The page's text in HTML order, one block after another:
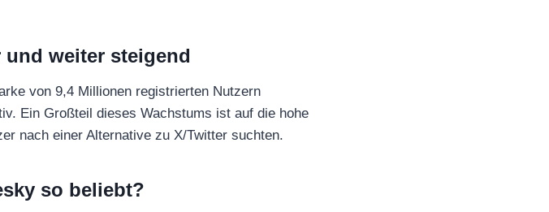
weiter steigend
von 9,4 Millionen registrierten Nutzern
Ein Großteil dieses Wachstums ist auf die hohe
nach einer Alternative zu X/Twitter suchten.
so beliebt?